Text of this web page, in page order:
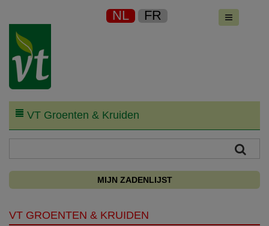
NL FR
VT Groenten & Kruiden
MIJN ZADENLIJST
VT GROENTEN & KRUIDEN